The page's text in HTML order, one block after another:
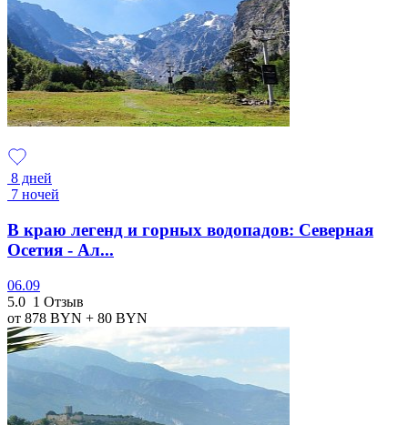
8 дней
7 ночей
В краю легенд и горных водопадов: Северная
Осетия - Ал...
06.09
5.0 1 Отзыв
от 878 BYN + 80 BYN